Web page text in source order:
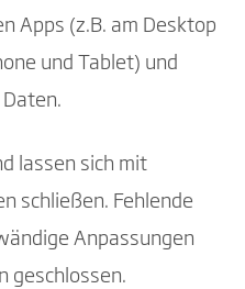
Apps (z.B. am Desktop
und Tablet) und
lassen sich mit
schließen. Fehlende
Anpassungen
geschlossen.